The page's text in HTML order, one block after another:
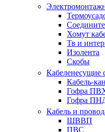
Хомут
Тв и
Изолента
Скобы
Кабеленесущие
Кабель-
Гофра
Гофра
Кабель и
ШВВП
ПВС